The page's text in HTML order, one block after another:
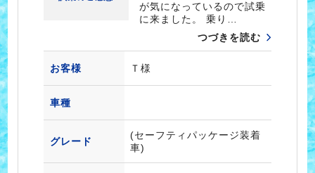
が気になっているので試乗
に来ました。 乗り…
つづきを読む
お客様 Ｔ様
車種
グレード
(セーフティパッケージ装着
車)